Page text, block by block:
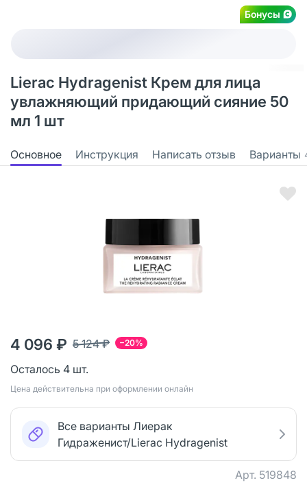
Бонусы
Lierac Hydragenist Крем для лица
увлажняющий придающий сияние 50
мл 1 шт
Основное Инструкция Написать отзыв Варианты
−20%
5 124 ₽
4 096 ₽
Осталось 4 шт.
Цена действительна при оформлении онлайн
Все варианты Лиерак
Гидраженист/Lierac Hydragenist
Арт. 519848